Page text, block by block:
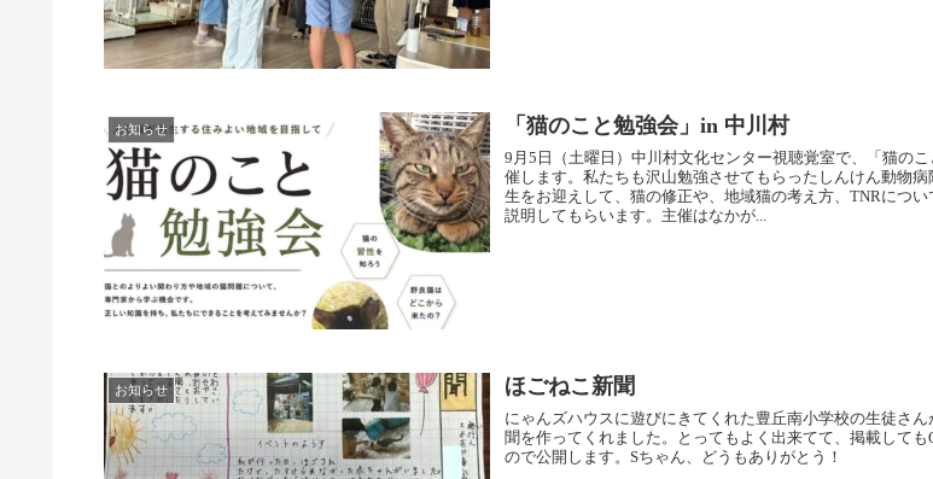
お知らせ 「猫のこと勉強会」in 中川村
9月5日（土曜日）中川村文化センター視聴覚室で、「猫のこ
催します。私たちも沢山勉強させてもらったしんけん動物
生をお迎えして、猫の修正や、地域猫の考え方、TNRについ
説明してもらいます。主催はなかが...
お知らせ ほごねこ新聞
にゃんズハウスに遊びにきてくれた豊丘南小学校の生徒さ
聞を作ってくれました。とってもよく出来てて、掲載しても
ので公開します。Sちゃん、どうもありがとう！